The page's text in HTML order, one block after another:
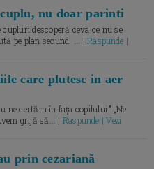
nu doar parinti
descoperă ceva ce nu se
pe plan secund. ... |Raspunde |
care plutesc in aer
ne certăm în fața copilului.” „Ne
grijă să... | Raspunde | Vezi
prin cezariană